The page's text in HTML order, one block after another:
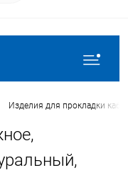
Изделия для прокладки